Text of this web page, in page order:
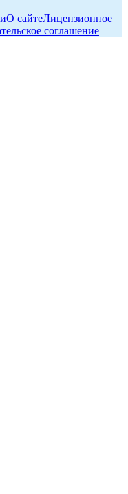
О сайтеЛицензионное
соглашение